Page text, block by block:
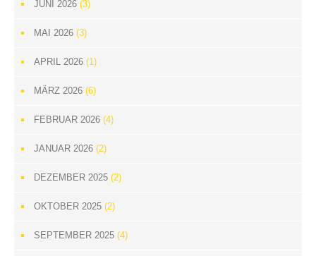
JUNI 2026 (3)
MAI 2026 (3)
APRIL 2026 (1)
MÄRZ 2026 (6)
FEBRUAR 2026 (4)
JANUAR 2026 (2)
DEZEMBER 2025 (2)
OKTOBER 2025 (2)
SEPTEMBER 2025 (4)